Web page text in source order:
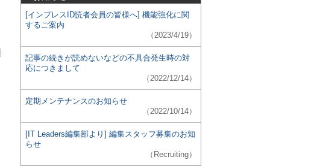
[インプレスID読者会員の皆様へ] 機能強化に関
するご案内
（2023/4/19）
記事の続きが読めないなどの不具合発生時の対
応につきまして
（2022/12/14）
定期メンテナンスのお知らせ
（2022/10/14）
[IT Leaders編集部より] 編集スタッフ募集のお知
らせ
（Recruiting）